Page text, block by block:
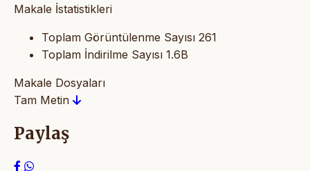
Makale İstatistikleri
Toplam Görüntülenme Sayısı 261
Toplam İndirilme Sayısı 1.6B
Makale Dosyaları
Tam Metin
Paylaş